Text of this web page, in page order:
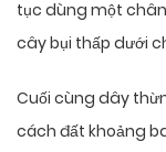
tục dùng một
cây bụi thấp dưới
Cuối cùng dây
cách đất khoảng